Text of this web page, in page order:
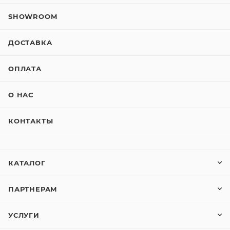
SHOWROOM
ДОСТАВКА
ОПЛАТА
О НАС
КОНТАКТЫ
КАТАЛОГ
ПАРТНЕРАМ
УСЛУГИ